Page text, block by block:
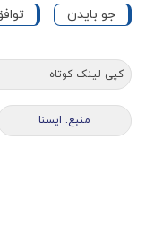
جو بایدن
کپی لینک کوتاه
منبع: ايسنا